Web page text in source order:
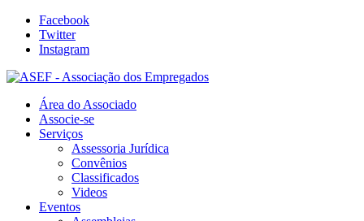
Facebook
Twitter
Instagram
Área do Associado
Associe-se
Serviços
Assessoria Jurídica
Convênios
Classificados
Videos
Eventos